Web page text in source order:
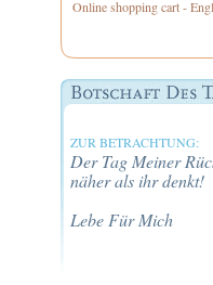
Online shopping cart -
ZUR BETRACHTUNG:
Der Tag Meiner
näher als ihr denkt!
Lebe Für Mich